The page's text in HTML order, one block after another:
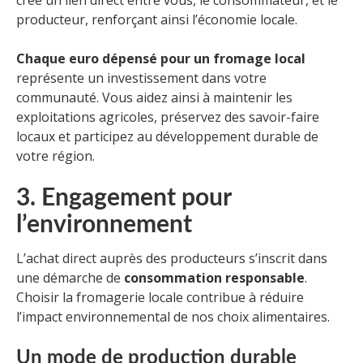
producteur, renforçant ainsi l’économie locale.
Chaque euro dépensé pour un fromage local
représente un investissement dans votre
communauté. Vous aidez ainsi à maintenir les
exploitations agricoles, préservez des savoir-faire
locaux et participez au développement durable de
votre région.
3. Engagement pour
l’environnement
L’achat direct auprès des producteurs s’inscrit dans
une démarche de consommation responsable.
Choisir la fromagerie locale contribue à réduire
l’impact environnemental de nos choix alimentaires.
Un mode de production durable